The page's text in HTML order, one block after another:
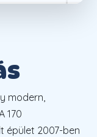
modern,
170
épület 2007-ben